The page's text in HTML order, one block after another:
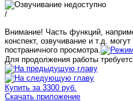
/
Внимание! Часть функций,
конспект, озвучивание и т.д.
постраничного просмотра.
Для продолжения работы
Купить за 3300 руб.
Скачать приложение